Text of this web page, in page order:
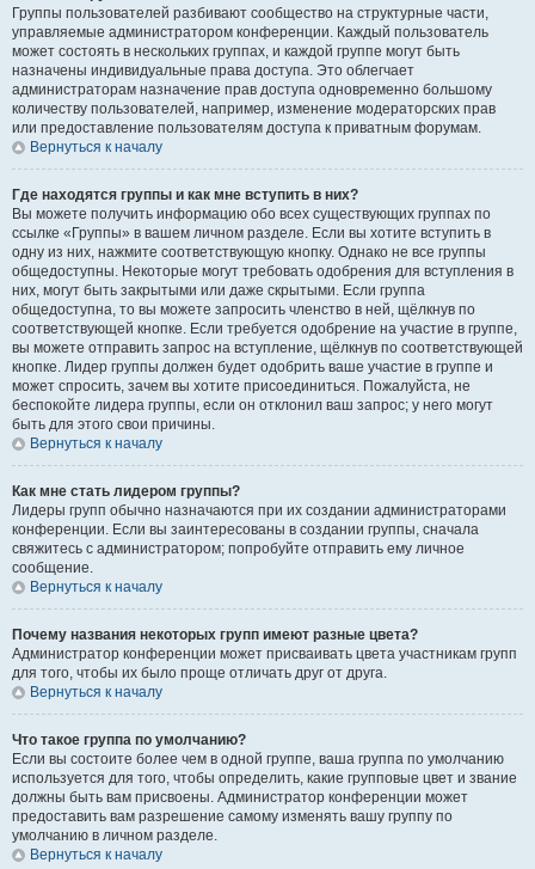
Группы пользователей разбивают сообщество на структурные части,
управляемые администратором конференции. Каждый пользователь
может состоять в нескольких группах, и каждой группе могут быть
назначены индивидуальные права доступа. Это облегчает
администраторам назначение прав доступа одновременно большому
количеству пользователей, например, изменение модераторских прав
или предоставление пользователям доступа к приватным форумам.
Вернуться к началу
Где находятся группы и как мне вступить в них?
Вы можете получить информацию обо всех существующих группах по
ссылке «Группы» в вашем личном разделе. Если вы хотите вступить в
одну из них, нажмите соответствующую кнопку. Однако не все группы
общедоступны. Некоторые могут требовать одобрения для вступления в
них, могут быть закрытыми или даже скрытыми. Если группа
общедоступна, то вы можете запросить членство в ней, щёлкнув по
соответствующей кнопке. Если требуется одобрение на участие в группе,
вы можете отправить запрос на вступление, щёлкнув по соответствующей
кнопке. Лидер группы должен будет одобрить ваше участие в группе и
может спросить, зачем вы хотите присоединиться. Пожалуйста, не
беспокойте лидера группы, если он отклонил ваш запрос; у него могут
быть для этого свои причины.
Вернуться к началу
Как мне стать лидером группы?
Лидеры групп обычно назначаются при их создании администраторами
конференции. Если вы заинтересованы в создании группы, сначала
свяжитесь с администратором; попробуйте отправить ему личное
сообщение.
Вернуться к началу
Почему названия некоторых групп имеют разные цвета?
Администратор конференции может присваивать цвета участникам групп
для того, чтобы их было проще отличать друг от друга.
Вернуться к началу
Что такое группа по умолчанию?
Если вы состоите более чем в одной группе, ваша группа по умолчанию
используется для того, чтобы определить, какие групповые цвет и звание
должны быть вам присвоены. Администратор конференции может
предоставить вам разрешение самому изменять вашу группу по
умолчанию в личном разделе.
Вернуться к началу